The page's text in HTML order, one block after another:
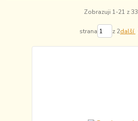
Zobrazuji 1-21 z 33
strana z 2další